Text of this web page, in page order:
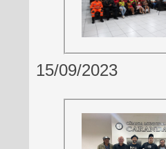
15/09/2023